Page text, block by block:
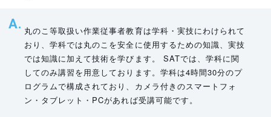
丸のこ等取扱い作業従事者教育は学科・実技にわけられて
おり、学科では丸のこを安全に使用するための知識、実技
では知識に加えて技術を学びます。 SATでは、学科に関
してのみ講習を用意しております。学科は4時間30分のプ
ログラムで構成されており、カメラ付きのスマートフォ
ン・タブレット・PCがあれば受講可能です。